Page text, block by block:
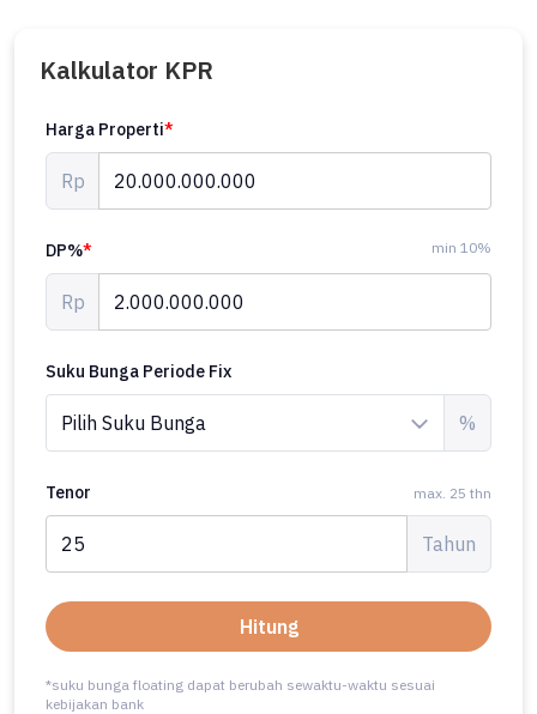
Kalkulator KPR
Harga Properti*
Rp
DP%* min 10%
Rp
Suku Bunga Periode Fix
%
Tenor max. 25 thn
Tahun
Hitung
*suku bunga floating dapat berubah sewaktu-waktu sesuai
kebijakan bank